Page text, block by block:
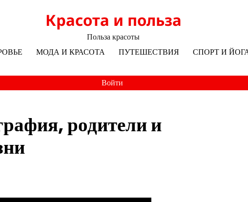
Красота и польза
Польза красоты
МОДА И КРАСОТА ПУТЕШЕСТВИЯ СПОРТ И
Войти
родители и